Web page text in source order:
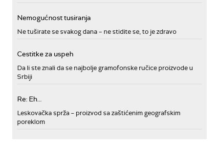
Nemogućnost tusiranja
Ne tuširate se svakog dana – ne stidite se, to je zdravo
Cestitke za uspeh
Da li ste znali da se najbolje gramofonske ručice proizvode u
Srbiji
Re: Eh...
Leskovačka sprža – proizvod sa zaštićenim geografskim
poreklom